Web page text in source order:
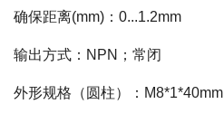
确保距离(mm)：0...1.2mm
输出方式：NPN；常闭
外形规格（圆柱）：M8*1*40mm